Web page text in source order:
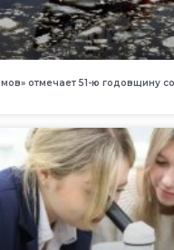
отмечает 51-ю годовщину